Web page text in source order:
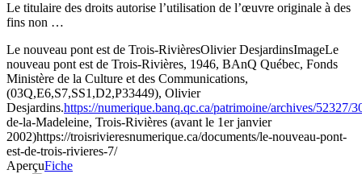
Le titulaire des droits autorise l’utilisation de l’œuvre originale à des
fins non …
Le nouveau pont est de Trois-RivièresOlivier DesjardinsImageLe
nouveau pont est de Trois-Rivières, 1946, BAnQ Québec, Fonds
Ministère de la Culture et des Communications,
(03Q,E6,S7,SS1,D2,P33449), Olivier
Desjardins.https://numerique.banq.qc.ca/patrimoine/archives/52327/
de-la-Madeleine, Trois-Rivières (avant le 1er janvier
2002)https://troisrivieresnumerique.ca/documents/le-nouveau-pont-
est-de-trois-rivieres-7/
AperçuFiche